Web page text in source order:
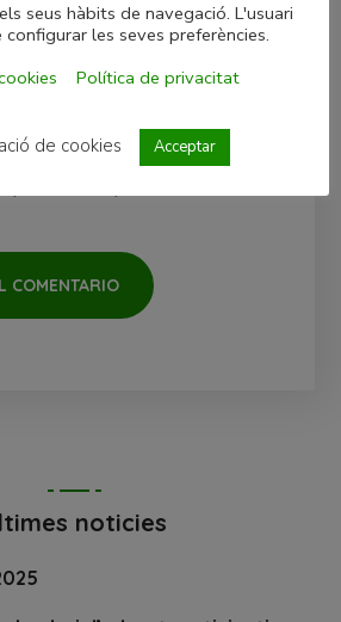
correo electrónico y web en este
noticies
seus hàbits de navegació. L'usuari
les seves preferències.
Política de privacitat
de cookies Acceptar